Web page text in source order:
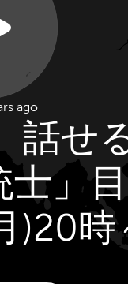
ago
話せ
」目
)20時